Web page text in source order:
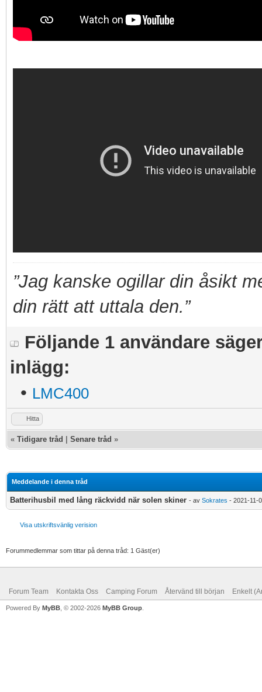
”Jag kanske ogillar din åsikt
din rätt att uttala den.”
Följande 1 användare
inlägg:
• LMC400
Hitta
« Tidigare tråd Senare tråd »
Meddelande i denna tråd
Batterihusbil med lång räckvidd när solen skiner - av Sokrates - 2021-11-
Visa utskriftsvänlig verision
Forummedlemmar som tittar på denna tråd: 1 Gäst(er)
Forum Team Kontakta Oss Camping Forum Återvänd till början Enkelt
Powered By MyBB , © 2002-2026 MyBB Group